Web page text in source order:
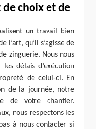
choix et de
un travail bien
l’art, qu’il s’agisse de
zinguerie. Nous nous
délais d’exécution
de celui-ci. En
de la journée, notre
de votre chantier.
nous respectons les
à nous contacter si